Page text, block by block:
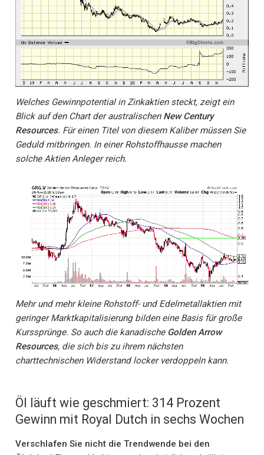
Welches Gewinnpotential in Zinkaktien steckt, zeigt ein
Blick auf den Chart der australischen New Century
Resources. Für einen Titel von diesem Kaliber müssen Sie
Geduld mitbringen. In einer Rohstoffhausse machen
solche Aktien Anleger reich.
Mehr und mehr kleine Rohstoff- und Edelmetallaktien mit
geringer Marktkapitalisierung bilden eine Basis für große
Kurssprünge. So auch die kanadische Golden Arrow
Resources, die sich bis zu ihrem nächsten
charttechnischen Widerstand locker verdoppeln kann.
Öl läuft wie geschmiert: 314 Prozent
Gewinn mit Royal Dutch in sechs Wochen
Verschlafen Sie nicht die Trendwende bei den